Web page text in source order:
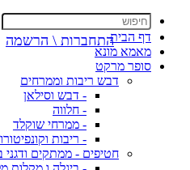
דף הבית
מאמא מונא
סופר מרקט
דבש ריבות וממרחים
- דבש וסילאן
- חלווה
- ממרחי שוקלד
- ריבות
חטיפים - ממתקים ודגני
התחברות \ הרשמה